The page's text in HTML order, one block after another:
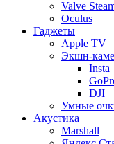
Valve
Oculus
Гаджеты
Apple TV
Экшн-
Insta
DJI
Умные
Акустика
Marshall